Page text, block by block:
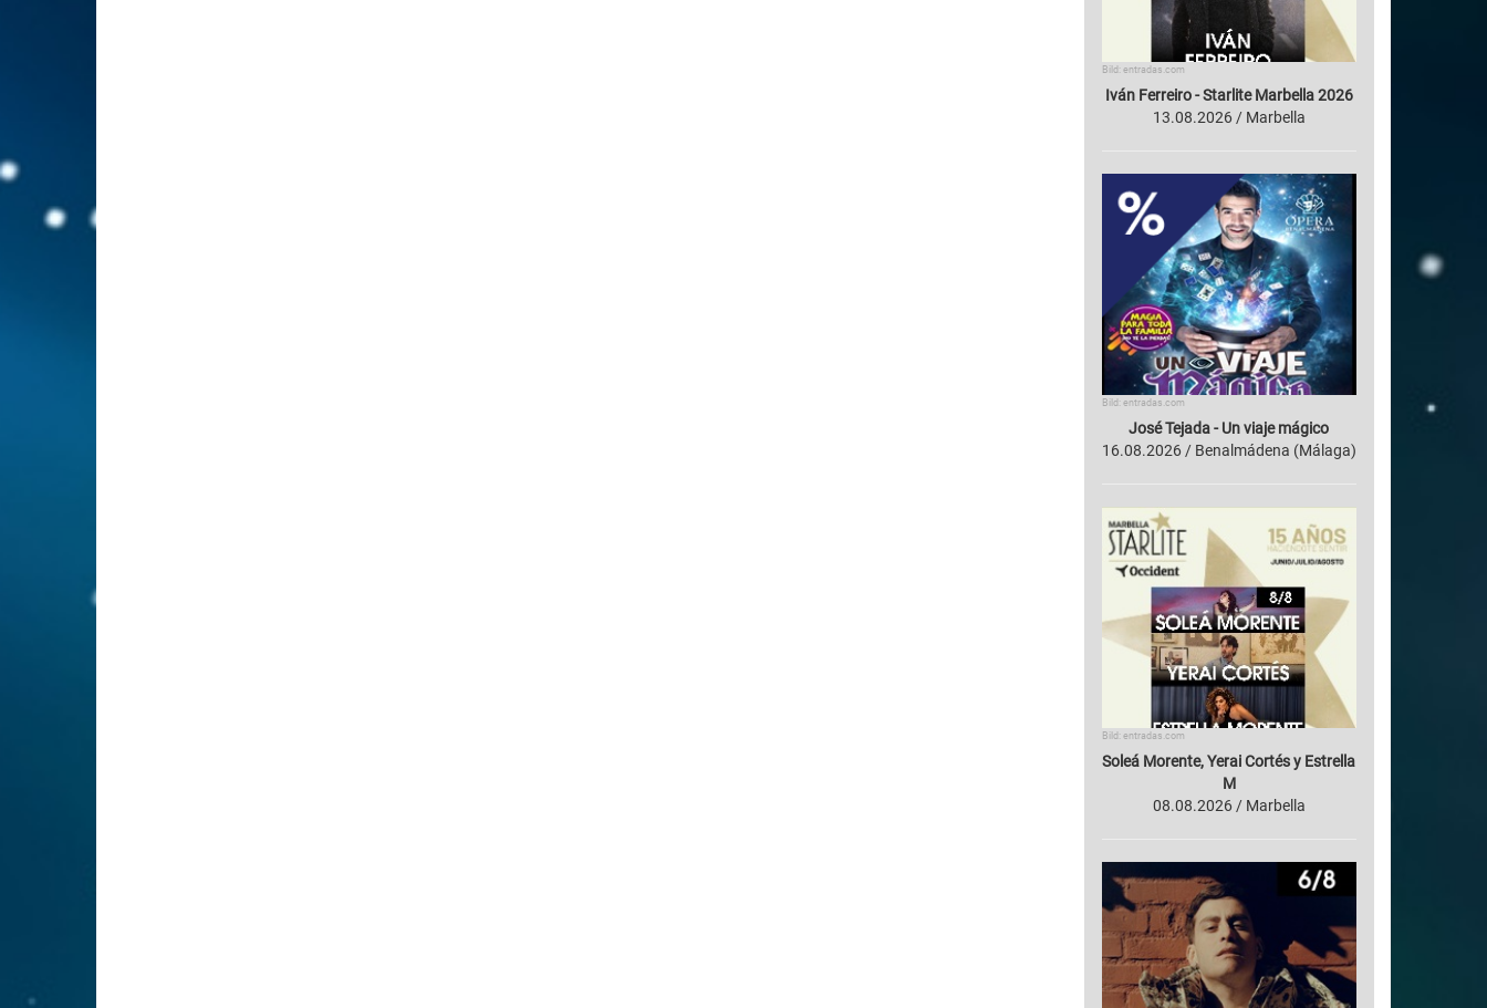
Bild: entradas.com
Iván Ferreiro - Starlite Marbella 2026
13.08.2026 / Marbella
Bild: entradas.com
José Tejada - Un viaje mágico
16.08.2026 / Benalmádena (Málaga)
Bild: entradas.com
Soleá Morente, Yerai Cortés y Estrella
M
08.08.2026 / Marbella